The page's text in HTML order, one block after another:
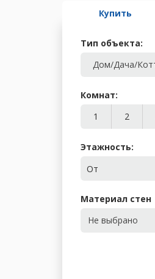
Купить
Тип объекта:
Дом/Дача/
Комнат:
1
2
Этажность:
От
Материал стен
Не выбрано